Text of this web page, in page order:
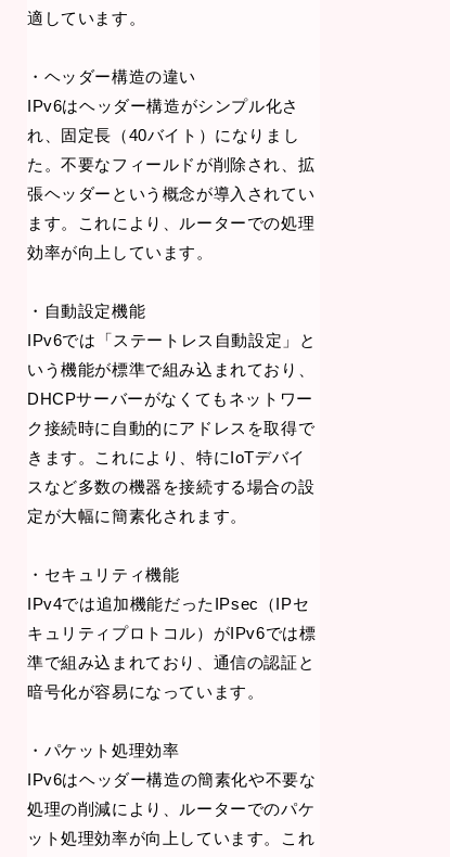
適しています。
・ヘッダー構造の違い
IPv6はヘッダー構造がシンプル化さ
れ、固定長（40バイト）になりまし
た。不要なフィールドが削除され、拡
張ヘッダーという概念が導入されてい
ます。これにより、ルーターでの処理
効率が向上しています。
・自動設定機能
IPv6では「ステートレス自動設定」と
いう機能が標準で組み込まれており、
DHCPサーバーがなくてもネットワー
ク接続時に自動的にアドレスを取得で
きます。これにより、特にIoTデバイ
スなど多数の機器を接続する場合の設
定が大幅に簡素化されます。
・セキュリティ機能
IPv4では追加機能だったIPsec（IPセ
キュリティプロトコル）がIPv6では標
準で組み込まれており、通信の認証と
暗号化が容易になっています。
・パケット処理効率
IPv6はヘッダー構造の簡素化や不要な
処理の削減により、ルーターでのパケ
ット処理効率が向上しています。これ